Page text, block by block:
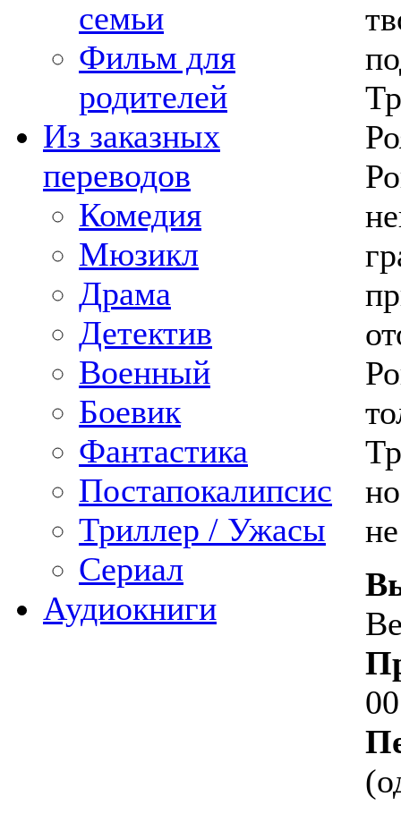
семьи
Фильм для
родителей
Из заказных
переводов
Комедия
Мюзикл
Драма
Детектив
Военный
Боевик
Фантастика
Постапокалипсис
Триллер / Ужасы
Сериал
Аудиокниги